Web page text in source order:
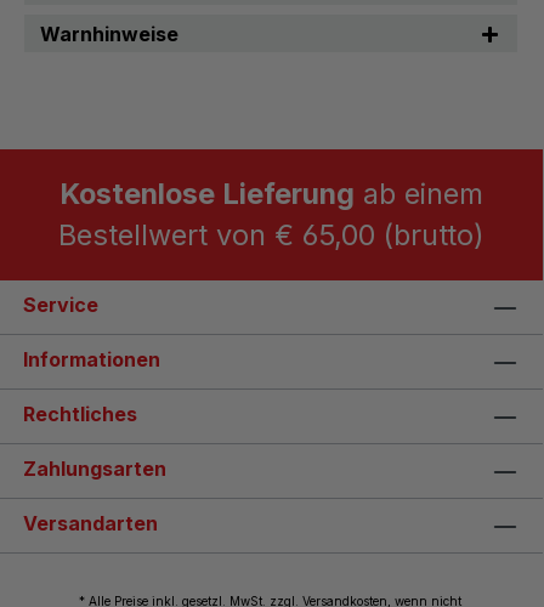
Warnhinweise
Kostenlose Lieferung ab einem
Bestellwert von € 65,00 (brutto)
Service
Informationen
Rechtliches
Zahlungsarten
Versandarten
* Alle Preise inkl. gesetzl. MwSt. zzgl. Versandkosten, wenn nicht